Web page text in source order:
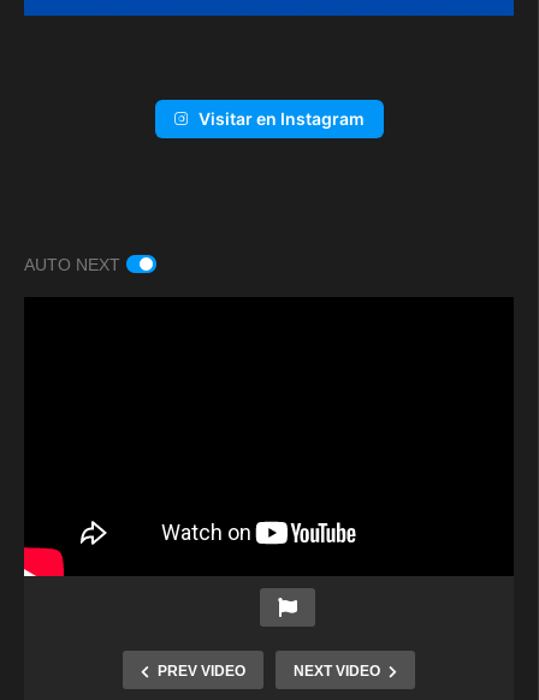
Visitar en Instagram
AUTO NEXT
PREV VIDEO NEXT VIDEO